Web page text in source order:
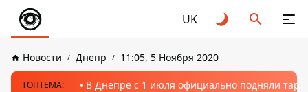
UK
Новости Днепр 11:05, 5 Ноября 2020
ТОПТЕМА: В Днепре с 1 июля официально подняли